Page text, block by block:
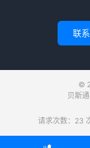
联
©
贝斯
请求次数：23